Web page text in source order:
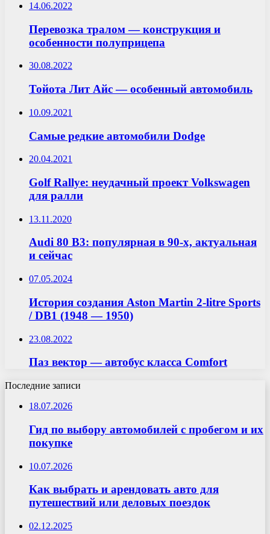
14.06.2022
Перевозка тралом — конструкция и
особенности полуприцепа
30.08.2022
Тойота Лит Айс — особенный автомобиль
10.09.2021
Самые редкие автомобили Dodge
20.04.2021
Golf Rallye: неудачный проект Volkswagen
для ралли
13.11.2020
Audi 80 B3: популярная в 90-х, актуальная
и сейчас
07.05.2024
История создания Aston Martin 2-litre Sports
/ DB1 (1948 — 1950)
23.08.2022
Паз вектор — автобус класса Comfort
Последние записи
18.07.2026
Гид по выбору автомобилей с пробегом и их
покупке
10.07.2026
Как выбрать и арендовать авто для
путешествий или деловых поездок
02.12.2025